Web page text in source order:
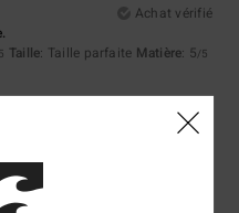
Achat vérifié
Taille: Taille parfaite Matière: 5/5